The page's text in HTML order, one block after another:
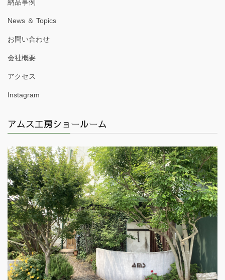
納品事例
News ＆ Topics
お問い合わせ
会社概要
アクセス
Instagram
アムス工房ショールーム